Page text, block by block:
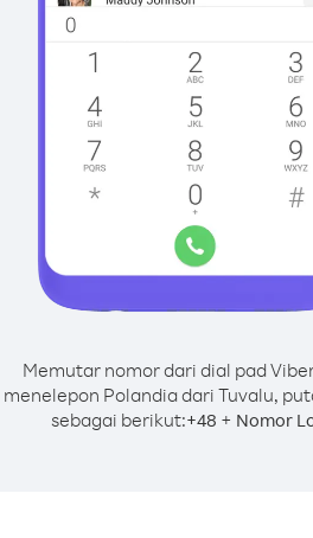
Memutar nomor dari dial pad
menelepon Polandia dari Tuvalu,
sebagai berikut:+48 + Nomor